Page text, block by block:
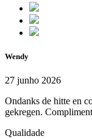
Wendy
27 junho 2026
Ondanks de hitte en
gekregen.
Qualidade